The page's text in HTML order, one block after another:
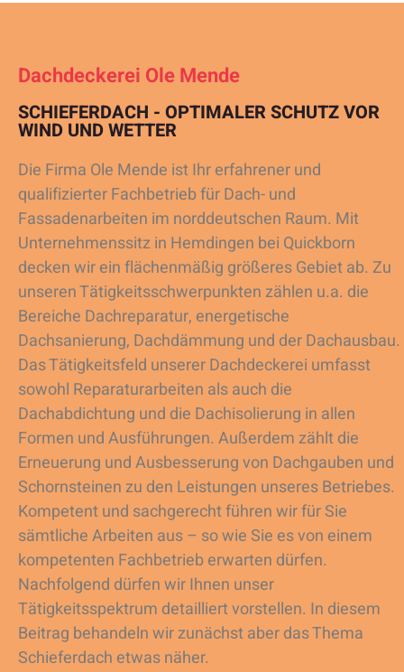
Dachdeckerei Ole Mende
SCHIEFERDACH - OPTIMALER SCHUTZ VOR
WIND UND WETTER
Die Firma Ole Mende ist Ihr erfahrener und
qualifizierter Fachbetrieb für Dach- und
Fassadenarbeiten im norddeutschen Raum. Mit
Unternehmenssitz in Hemdingen bei Quickborn
decken wir ein flächenmäßig größeres Gebiet ab. Zu
unseren Tätigkeitsschwerpunkten zählen u.a. die
Bereiche Dachreparatur, energetische
Dachsanierung, Dachdämmung und der Dachausbau.
Das Tätigkeitsfeld unserer Dachdeckerei umfasst
sowohl Reparaturarbeiten als auch die
Dachabdichtung und die Dachisolierung in allen
Formen und Ausführungen. Außerdem zählt die
Erneuerung und Ausbesserung von Dachgauben und
Schornsteinen zu den Leistungen unseres Betriebes.
Kompetent und sachgerecht führen wir für Sie
sämtliche Arbeiten aus – so wie Sie es von einem
kompetenten Fachbetrieb erwarten dürfen.
Nachfolgend dürfen wir Ihnen unser
Tätigkeitsspektrum detailliert vorstellen. In diesem
Beitrag behandeln wir zunächst aber das Thema
Schieferdach etwas näher.